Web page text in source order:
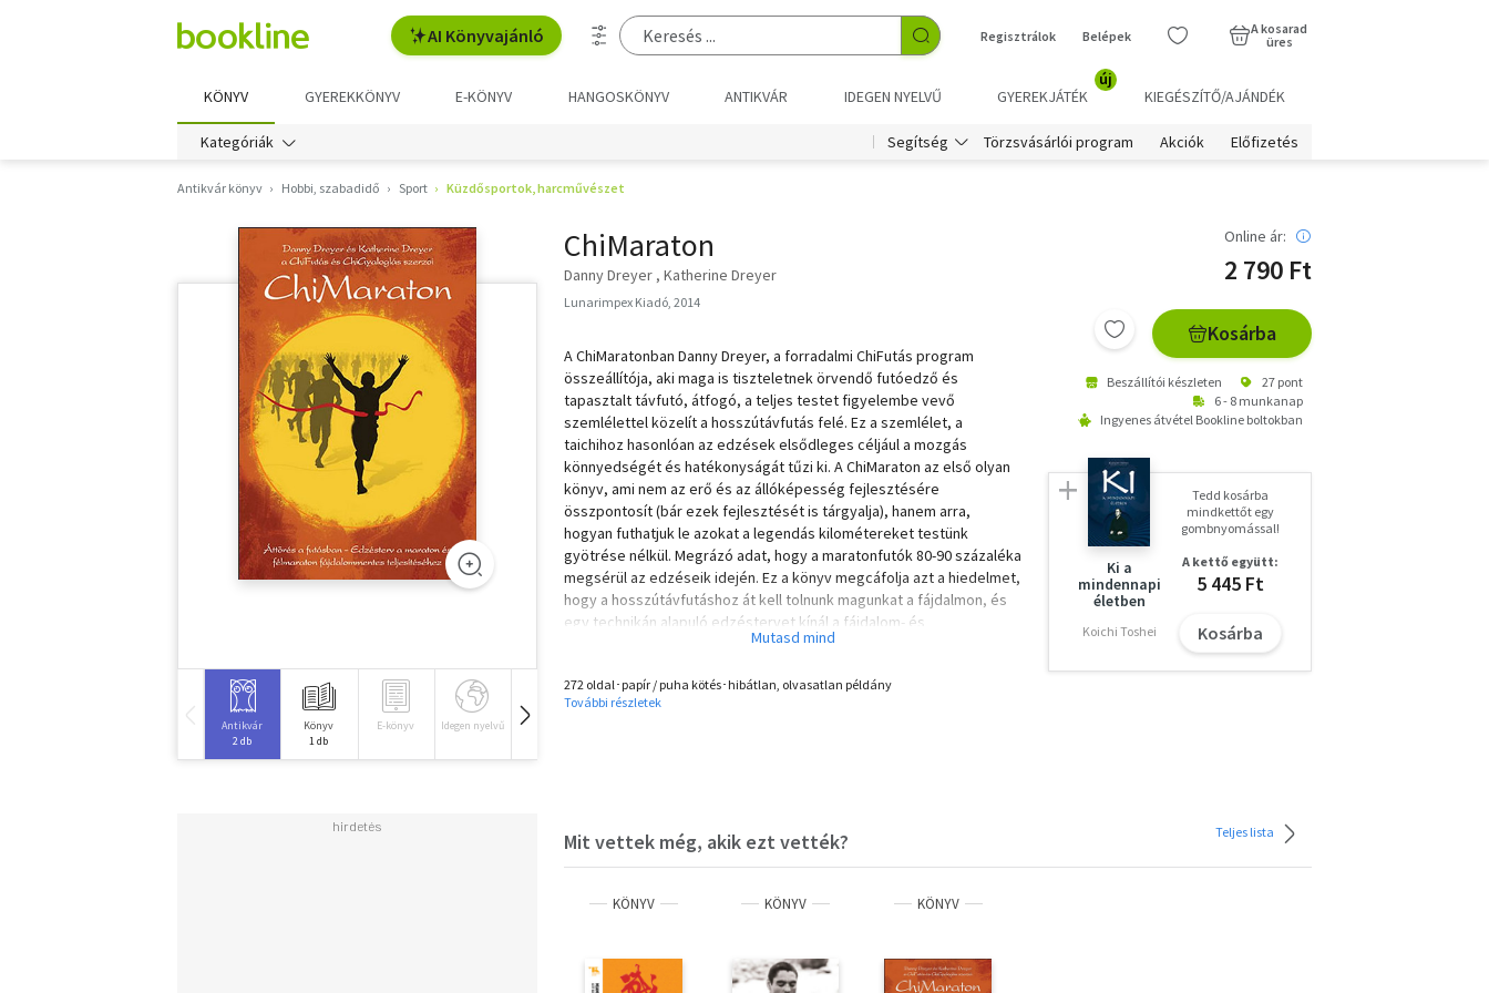
AI Könyvajánló Regisztrálok Belépek
A kosarad
üres
KÖNYV GYEREKKÖNYV E-KÖNYV HANGOSKÖNYV ANTIKVÁR IDEGEN NYELVŰ GYEREKJÁTÉK
új
KIEGÉSZÍTŐ/AJÁNDÉK
Kategóriák Segítség Törzsvásárlói program Akciók Előfizetés
Antikvár könyv Hobbi, szabadidő Sport Küzdősportok, harcművészet
Antikvár
2 db
Könyv
1 db
E-könyv Idegen nyelvű Hangoskönyv
ChiMaraton
Danny Dreyer Katherine Dreyer
Lunarimpex Kiadó, 2014
A ChiMaratonban Danny Dreyer, a forradalmi ChiFutás program
összeállítója, aki maga is tiszteletnek örvendő futóedző és
tapasztalt távfutó, átfogó, a teljes testet figyelembe vevő
szemlélettel közelít a hosszútávfutás felé. Ez a szemlélet, a
taichihoz hasonlóan az edzések elsődleges céljául a mozgás
könnyedségét és hatékonyságát tűzi ki. A ChiMaraton az első olyan
könyv, ami nem az erő és az állóképesség fejlesztésére
összpontosít (bár ezek fejlesztését is tárgyalja), hanem arra,
hogyan futhatjuk le azokat a legendás kilométereket testünk
gyötrése nélkül. Megrázó adat, hogy a maratonfutók 80-90 százaléka
megsérül az edzéseik idején. Ez a könyv megcáfolja azt a hiedelmet,
hogy a hosszútávfutáshoz át kell tolnunk magunkat a fájdalmon, és
egy technikán alapuló edzéstervet kínál a fájdalom- és
sérülésmentes, ugyanakkor nagy teljesítményű maratonokhoz,
javíthatunk a teljesítményünkön az adott versenyhez igazított
speciális edzéstervekkel, és támogat abban, hogy kortól,
• A versenytechnika átalakítása az edzőtriád révén: forma,
kondicionálás és mesteri szintű jártasság
• Csatlakozás a chi-hez, az izmoknál erősebb és tartósabb
• Testünk és elménk együttműködésre tanítása, hogy a versenyen
272 oldal･papír / puha kötés･hibátlan, olvasatlan példány
További részletek
Online ár:
2 790 Ft
Kosárba
Beszállítói készleten
27 pont
6 - 8 munkanap
Ingyenes átvétel Bookline boltokban
Ki a
mindennapi
életben
Koichi Toshei
Tedd kosárba
mindkettőt egy
gombnyomással!
A kettő együtt:
5 445 Ft
Kosárba
Mit vettek még, akik ezt vették? Teljes lista
KÖNYV KÖNYV KÖNYV